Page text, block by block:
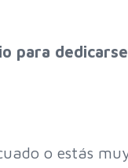
para
o estás